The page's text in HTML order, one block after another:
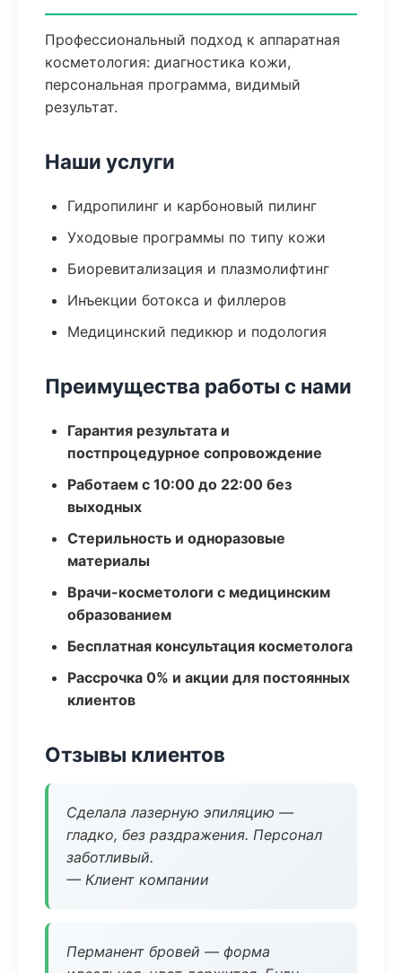
Профессиональный подход к аппаратная
косметология: диагностика кожи,
персональная программа, видимый
результат.
Наши услуги
Гидропилинг и карбоновый пилинг
Уходовые программы по типу кожи
Биоревитализация и плазмолифтинг
Инъекции ботокса и филлеров
Медицинский педикюр и подология
Преимущества работы с нами
Гарантия результата и
постпроцедурное сопровождение
Работаем с 10:00 до 22:00 без
выходных
Стерильность и одноразовые
материалы
Врачи-косметологи с медицинским
образованием
Бесплатная консультация косметолога
Рассрочка 0% и акции для постоянных
клиентов
Отзывы клиентов
Сделала лазерную эпиляцию —
гладко, без раздражения. Персонал
заботливый.
— Клиент компании
Перманент бровей — форма